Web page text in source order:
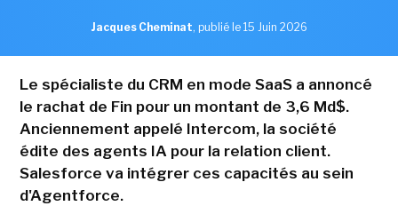
Jacques Cheminat, publié le 15 Juin 2026
Le spécialiste du CRM en mode SaaS a annoncé
le rachat de Fin pour un montant de 3,6 Md$.
Anciennement appelé Intercom, la société
édite des agents IA pour la relation client.
Salesforce va intégrer ces capacités au sein
d'Agentforce.